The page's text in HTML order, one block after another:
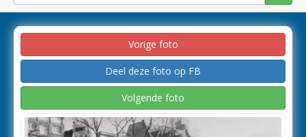
Vorige foto
Deel deze foto op FB
Volgende foto